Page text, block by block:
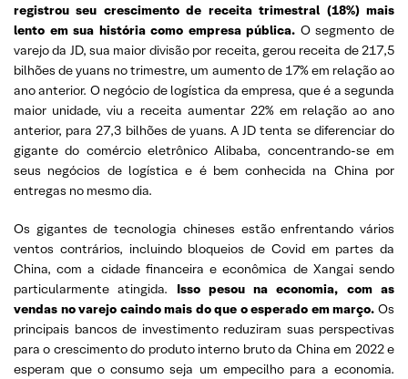
registrou seu crescimento de receita trimestral (18%) mais
lento em sua história como empresa pública. O segmento de
varejo da JD, sua maior divisão por receita, gerou receita de 217,5
bilhões de yuans no trimestre, um aumento de 17% em relação ao
ano anterior. O negócio de logística da empresa, que é a segunda
maior unidade, viu a receita aumentar 22% em relação ao ano
anterior, para 27,3 bilhões de yuans. A JD tenta se diferenciar do
gigante do comércio eletrônico Alibaba, concentrando-se em
seus negócios de logística e é bem conhecida na China por
entregas no mesmo dia.
Os gigantes de tecnologia chineses estão enfrentando vários
ventos contrários, incluindo bloqueios de Covid em partes da
China, com a cidade financeira e econômica de Xangai sendo
particularmente atingida. Isso pesou na economia, com as
vendas no varejo caindo mais do que o esperado em março. Os
principais bancos de investimento reduziram suas perspectivas
para o crescimento do produto interno bruto da China em 2022 e
esperam que o consumo seja um empecilho para a economia.